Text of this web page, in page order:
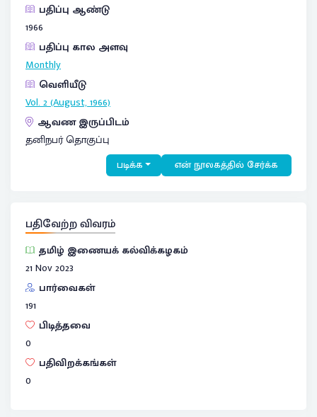
பதிப்பு ஆண்டு
1966
பதிப்பு கால அளவு
Monthly
வெளியீடு
Vol. 2 (August, 1966)
ஆவண இருப்பிடம்
தனிநபர் தொகுப்பு
படிக்க என் நூலகத்தில் சேர்க்க
பதிவேற்ற விவரம்
தமிழ் இணையக் கல்விக்கழகம்
21 Nov 2023
பார்வைகள்
191
பிடித்தவை
0
பதிவிறக்கங்கள்
0